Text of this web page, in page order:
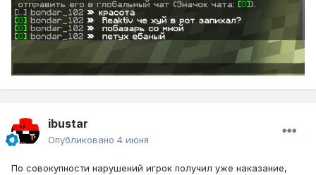
ibustar
Опубликовано 4 июня
По совокупности нарушений игрок получил уже наказание,